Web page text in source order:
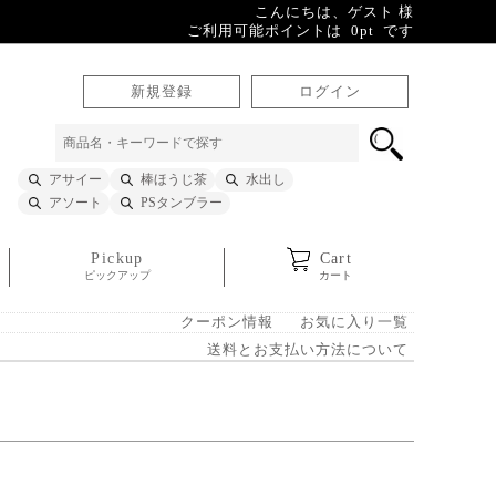
こんにちは、ゲスト 様
ご利用可能ポイントは 0pt です
新規登録 ログイン
アサイー 棒ほうじ茶
水出し
アソート
PSタンブラー
Pickup
ピックアップ
Cart
カート
クーポン情報
お気に入り一覧
送料とお支払い方法について